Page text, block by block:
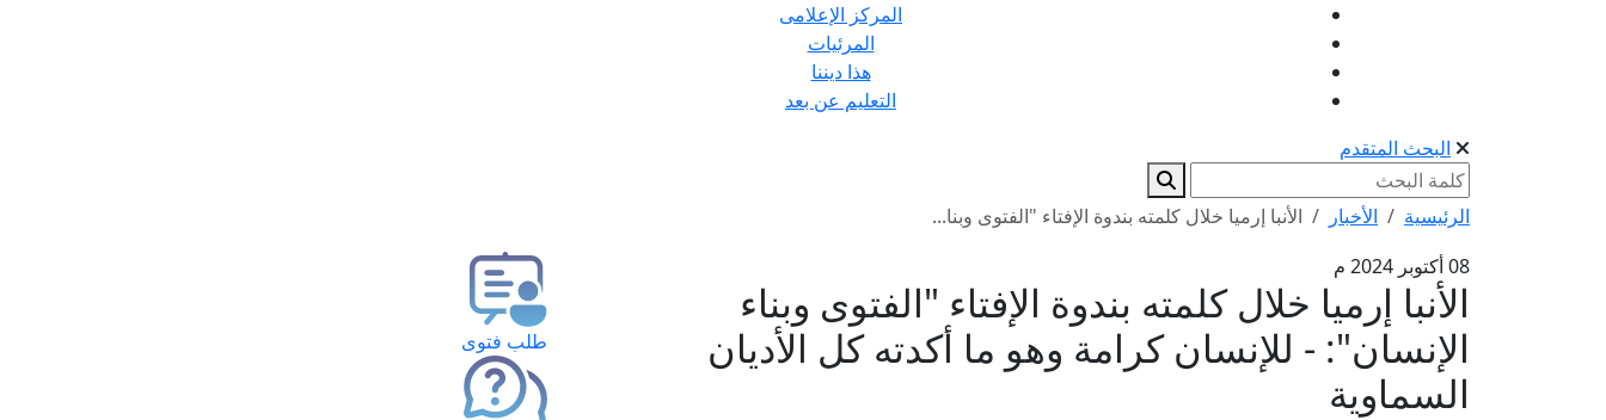
المركز الإعلامى
المرئيات
هذا ديننا
التعليم عن بعد
البحث المتقدم
الرئيسية الأخبار
الأنبا إرميا خلال كلمته بندوة الإفتاء "الفتوى وبنا...
08 أكتوبر 2024 م
الأنبا إرميا خلال كلمته بندوة الإفتاء "الفتوى وبناء
الإنسان": - للإنسان كرامة وهو ما أكدته كل الأديان
السماوية
طلب فتوى